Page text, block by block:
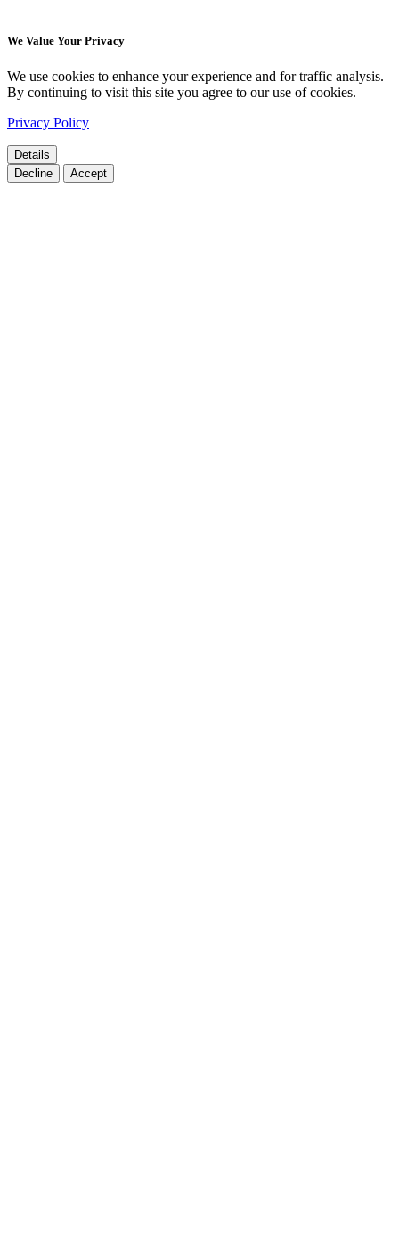
We Value Your Privacy
We use cookies to enhance your experience and for traffic analysis.
By continuing to visit this site you agree to our use of cookies.
Privacy Policy
Details
Decline
Accept